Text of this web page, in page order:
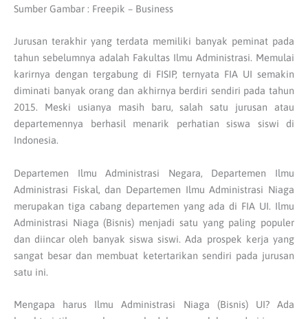
Sumber Gambar : Freepik – Business
Jurusan terakhir yang terdata memiliki banyak peminat pada
tahun sebelumnya adalah Fakultas Ilmu Administrasi. Memulai
karirnya dengan tergabung di FISIP, ternyata FIA UI semakin
diminati banyak orang dan akhirnya berdiri sendiri pada tahun
2015. Meski usianya masih baru, salah satu jurusan atau
departemennya berhasil menarik perhatian siswa siswi di
Indonesia.
Departemen Ilmu Administrasi Negara, Departemen Ilmu
Administrasi Fiskal, dan Departemen Ilmu Administrasi Niaga
merupakan tiga cabang departemen yang ada di FIA UI. Ilmu
Administrasi Niaga (Bisnis) menjadi satu yang paling populer
dan diincar oleh banyak siswa siswi. Ada prospek kerja yang
sangat besar dan membuat ketertarikan sendiri pada jurusan
satu ini.
Mengapa harus Ilmu Administrasi Niaga (Bisnis) UI? Ada